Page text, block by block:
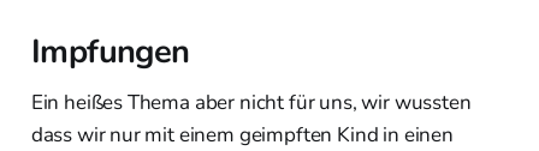
Impfungen
Ein heißes Thema aber nicht für uns, wir wussten
dass wir nur mit einem geimpften Kind in einen